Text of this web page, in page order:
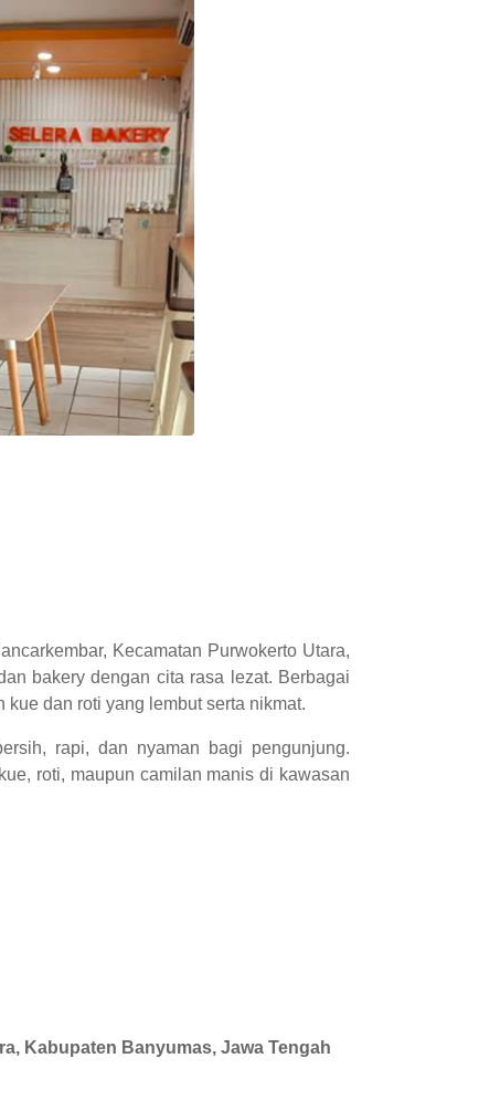
Kecamatan Purwokerto Utara,
bakery dengan cita rasa lezat. Berbagai
dan roti yang lembut serta nikmat.
rapi, dan nyaman bagi pengunjung.
roti, maupun camilan manis di kawasan
Kabupaten Banyumas, Jawa Tengah